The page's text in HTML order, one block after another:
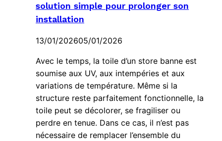
solution simple pour prolonger son
installation
13/01/202605/01/2026
Avec le temps, la toile d’un store banne est
soumise aux UV, aux intempéries et aux
variations de température. Même si la
structure reste parfaitement fonctionnelle, la
toile peut se décolorer, se fragiliser ou
perdre en tenue. Dans ce cas, il n’est pas
nécessaire de remplacer l’ensemble du